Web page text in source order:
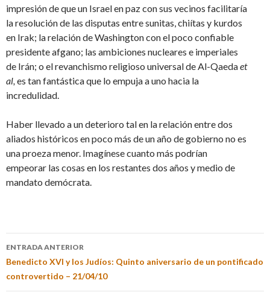
impresión de que un Israel en paz con sus vecinos facilitaría
la resolución de las disputas entre sunitas, chiítas y kurdos
en Irak; la relación de Washington con el poco confiable
presidente afgano; las ambiciones nucleares e imperiales
de Irán; o el revanchismo religioso universal de Al-Qaedaet
al, es tan fantástica que lo empuja a uno hacia la
incredulidad.
Haber llevado a un deterioro tal en la relación entre dos
aliados históricos en poco más de un año de gobierno no es
una proeza menor. Imagínese cuanto más podrían
empeorar las cosas en los restantes dos años y medio de
mandato demócrata.
ENTRADA ANTERIOR
Benedicto XVI y los Judíos: Quinto aniversario de un pontificado
controvertido – 21/04/10